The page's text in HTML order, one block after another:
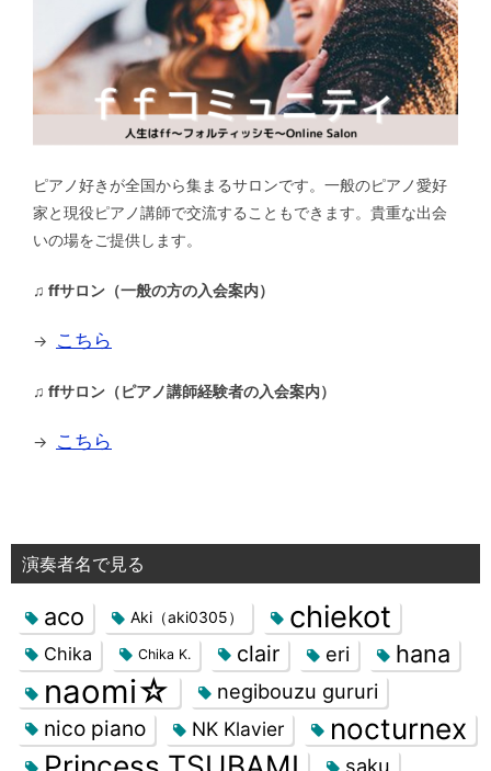
ピアノ好きが全国から集まるサロンです。一般のピアノ愛好
家と現役ピアノ講師で交流することもできます。貴重な出会
いの場をご提供します。
♫ ffサロン（一般の方の入会案内）
→ こちら
♫ ffサロン（ピアノ講師経験者の入会案内）
→ こちら
演奏者名で見る
aco Aki（aki0305） chiekot
Chika Chika K. clair eri hana
naomi☆ negibouzu gururi
nico piano NK Klavier nocturnex
saku